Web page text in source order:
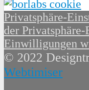
Privatsphäre-
der
Einwilligungen
© 2022
Webtimiser